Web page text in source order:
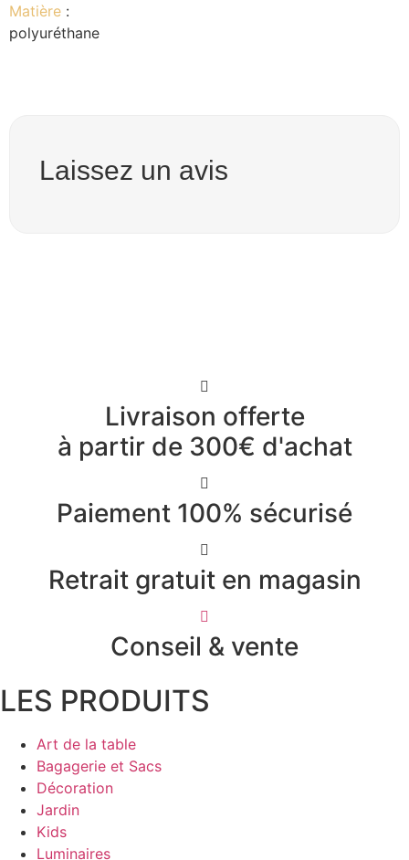
Matière :
polyuréthane
Laissez un avis
Livraison offerte
à partir de 300€ d'achat
Paiement 100% sécurisé
Retrait gratuit en magasin
Conseil & vente
LES PRODUITS
Art de la table
Bagagerie et Sacs
Décoration
Jardin
Kids
Luminaires